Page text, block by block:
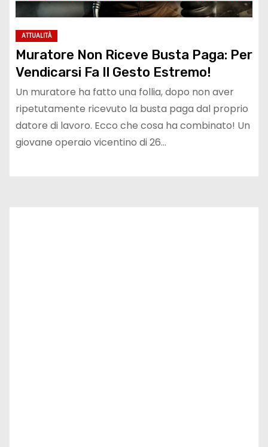
ATTUALITÀ
Muratore Non Riceve Busta Paga: Per
Vendicarsi Fa Il Gesto Estremo!
Un muratore ha fatto una follia, dopo non aver
ripetutamente ricevuto la busta paga dal proprio
datore di lavoro. Ecco che cosa ha combinato! Un
giovane operaio vicentino di 26…